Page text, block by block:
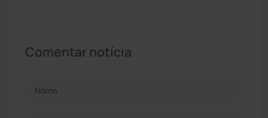
Comentar notícia